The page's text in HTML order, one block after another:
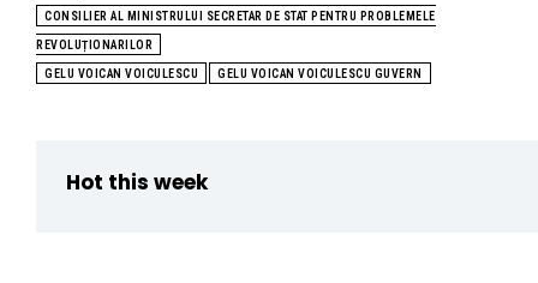
CONSILIER AL MINISTRULUI SECRETAR DE STAT PENTRU PROBLEMELE
REVOLUȚIONARILOR
GELU VOICAN VOICULESCU GELU VOICAN VOICULESCU GUVERN
Hot this week